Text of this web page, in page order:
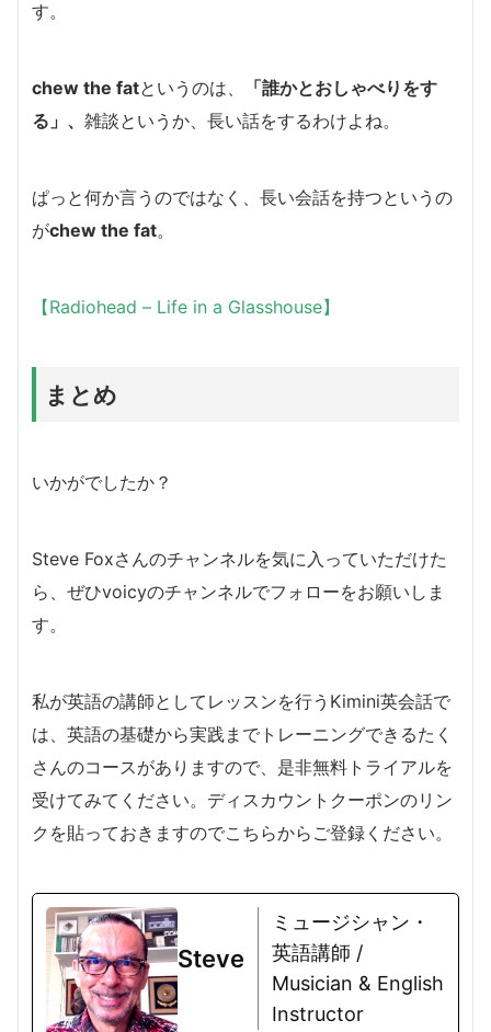
す。
chew the fatというのは、
「誰かとおしゃべりをす
る」 、 雑談というか、長い話をするわけよね。
ぱっと何か言うのではなく、長い会話を持つというの
がchew the fat。
【Radiohead – Life in a Glasshouse】
まとめ
いかがでしたか？
Steve Foxさんのチャンネルを気に入っていただけた
ら、ぜひvoicyのチャンネルでフォローをお願いしま
す。
私が英語の講師としてレッスンを行うKimini英会話で
は、英語の基礎から実践までトレーニングできるたく
さんのコースがありますので、是非無料トライアルを
受けてみてください。ディスカウントクーポンのリン
クを貼っておきますのでこちらからご登録ください。
Steve
ミュージシャン・
英語講師 /
Musician & English
Instructor